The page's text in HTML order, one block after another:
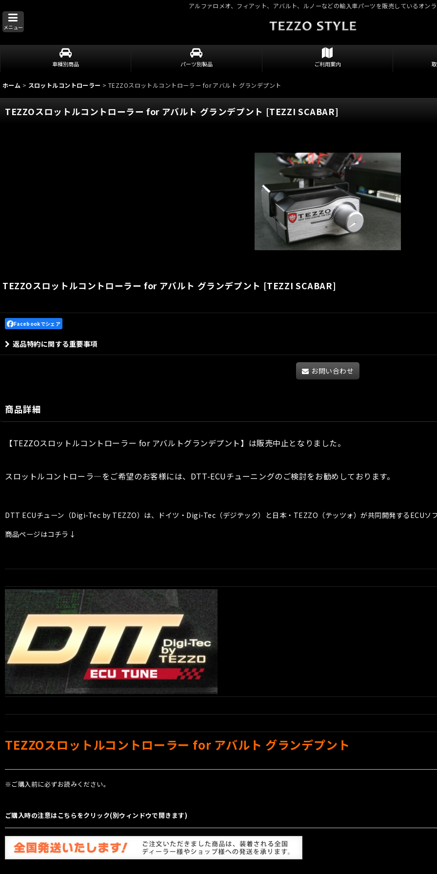
アルファロメオ、フィアット、アバルト、ルノーなどの輸入車パーツを販売しているオン
メニュー
車種別商品 パーツ別製品 ご利用案内
ホーム > スロットルコントローラー > TEZZOスロットルコントローラー for アバルト グランデプント
TEZZOスロットルコントローラー for アバルト グランデプント [TEZZI SCABAR]
TEZZOスロットルコントローラー for アバルト グランデプント [TEZZI SCABAR]
Facebookでシェア
返品特約に関する重要事項
お問い合わせ
商品詳細
【TEZZOスロットルコントローラー for アバルトグランデプント】は販売中止となりました。
スロットルコントローラ―をご希望のお客様には、DTT-ECUチューニングのご検討をお勧めしております。
DTT ECUチューン（Digi-Tec by TEZZO）は、ドイツ・Digi-Tec（デジテック）と日本・TEZZO（テッツォ）が共同開発するECUソフ
商品ページはコチラ↓
TEZZOスロットルコントローラー for アバルト グランデプント
※ご購入前に必ずお読みください。
ご購入時の注意はこちらをクリック(別ウィンドウで開きます)